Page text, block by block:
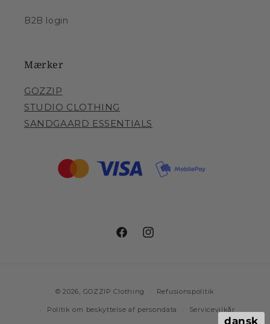
B2B login
Mærker
GOZZIP
STUDIO CLOTHING
SANDGAARD ESSENTIALS
FacebookInstagram
© 2026, GOZZIP Clothing Refusionspolitik
Politik om beskyttelse af persondata Servicevilkår
dansk